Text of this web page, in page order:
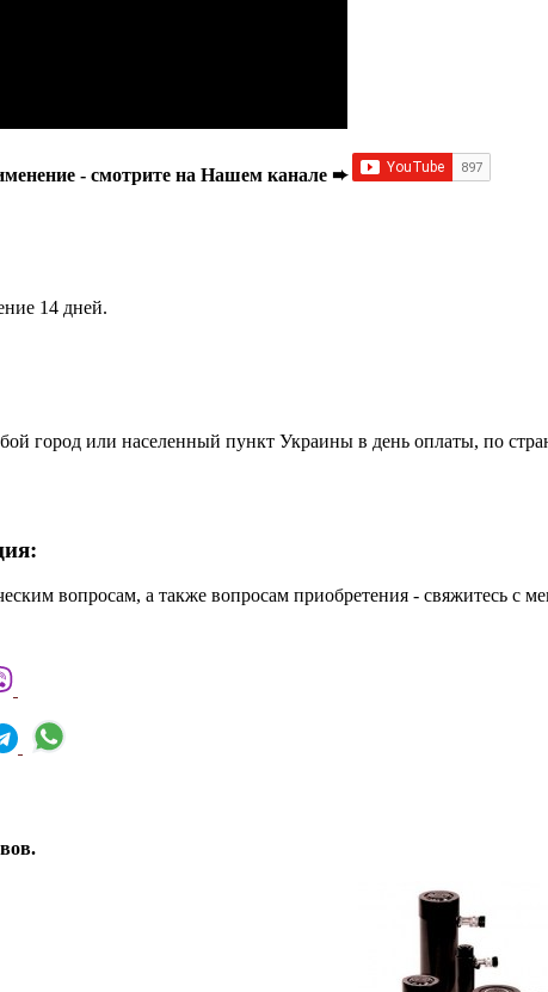
- смотрите на Нашем канале ➨
14 дней.
город или населенный пункт Украины в день оплаты, по
вопросам, а также вопросам приобретения - свяжитесь с